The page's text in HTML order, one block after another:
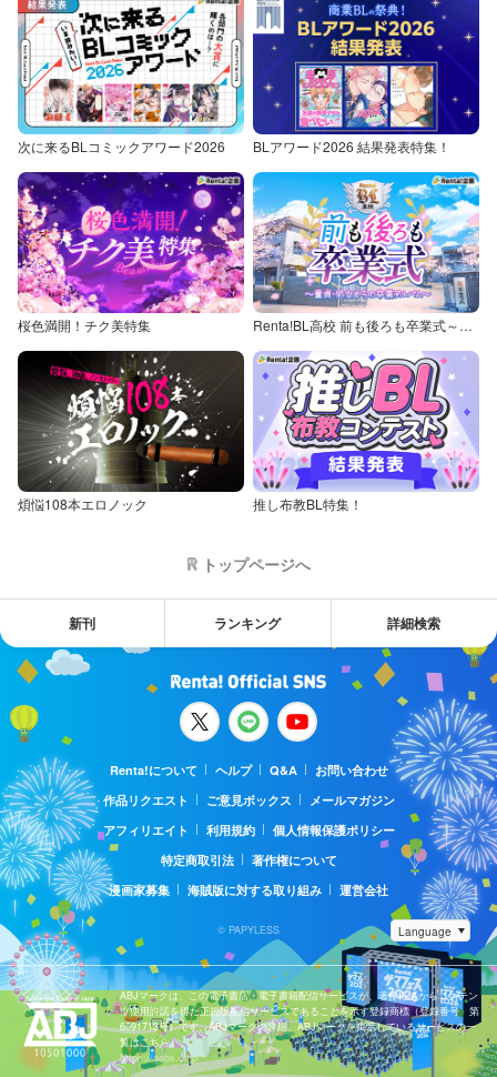
次に来るBLコミックアワード2026 BLアワード2026 結果発表特集！
桜色満開！チク美特集 Renta!BL高校 前も後ろも卒業式～童貞・処女からの卒業アルバム～
煩悩108本エロノック 推し布教BL特集！
トップページへ
新刊 ランキング 詳細検索
Renta!について ヘルプ Q&A
お問い合わせ
作品リクエスト
ご意見ボックス
メールマガジン
アフィリエイト
利用規約
個人情報保護ポリシー
特定商取引法
著作権について
漫画家募集
海賊版に対する取り組み 運営会社
© PAPYLESS
ABJマークは、この電子書店・電子書籍配信サービスが、著作権者からコンテン
ツ使用許諾を得た正規版配信サービスであることを示す登録商標（登録番号 第
6091713号）です。ABJマークの詳細、ABJマークを掲示しているサービスの一
覧はこちら。
https://aebs.or.jp